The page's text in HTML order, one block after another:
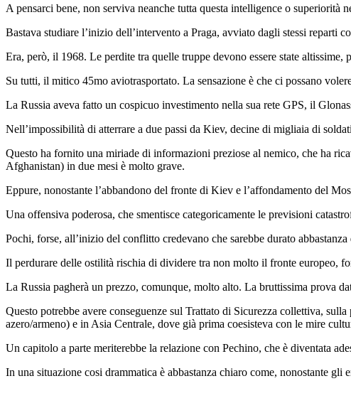
A pensarci bene, non serviva neanche tutta questa intelligence o
Bastava studiare l’inizio dell’intervento a Praga, avviato dagli stessi reparti
Era, però, il 1968. Le perdite tra quelle truppe devono essere state
Su tutti, il mitico 45mo aviotrasportato. La sensazione è che ci possano
La Russia aveva fatto un cospicuo investimento nella sua rete GPS, il
Nell’impossibilità di atterrare a due passi da Kiev, decine di migliaia di
Questo ha fornito una miriade di informazioni preziose al nemico, che ha
Afghanistan) in due mesi è molto grave.
Eppure, nonostante l’abbandono del fronte di Kiev e l’affondamento del
Una offensiva poderosa, che smentisce categoricamente le previsioni
Pochi, forse, all’inizio del conflitto credevano che sarebbe durato
Il perdurare delle ostilità rischia di dividere tra non molto il fronte europeo,
La Russia pagherà un prezzo, comunque, molto alto. La bruttissima prova
Questo potrebbe avere conseguenze sul Trattato di Sicurezza collettiva,
azero/armeno) e in Asia Centrale, dove già prima coesisteva con le mire
Un capitolo a parte meriterebbe la relazione con Pechino, che è diventata
In una situazione cosi drammatica è abbastanza chiaro come, nonostante